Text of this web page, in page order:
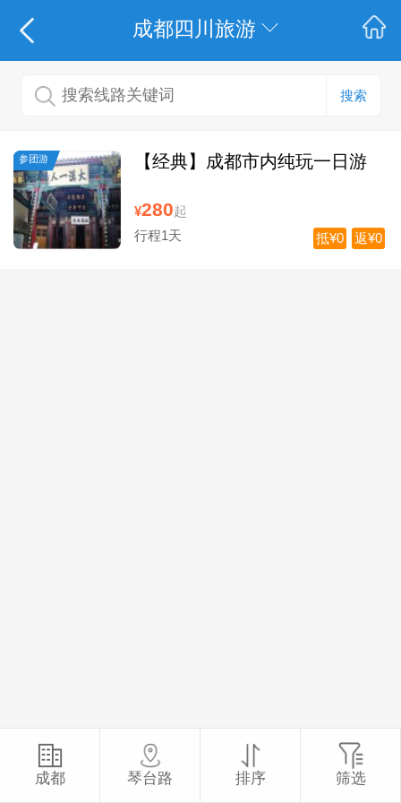
成都四川旅游
搜索
参团游 【经典】成都市内纯玩一日游
¥280起
行程1天
返¥0
抵¥0
成都 ‍琴台路 排序 筛选